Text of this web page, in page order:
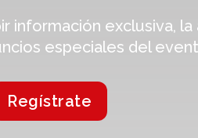
información exclusiva, la
especiales del
Regístrate